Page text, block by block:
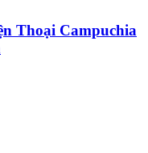
Thoại Campuchia